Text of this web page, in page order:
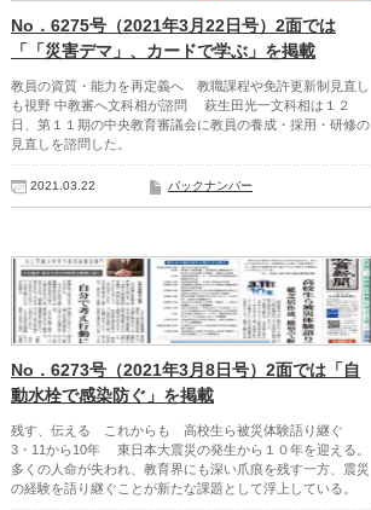
No．6275号（2021年3月22日号）2面では
「「災害デマ」、カードで学ぶ」を掲載
教員の資質・能力を再定義へ 教職課程や免許更新制見直し
も視野 中教審へ文科相が諮問 萩生田光一文科相は１２
日、第１１期の中央教育審議会に教員の養成・採用・研修の
見直しを諮問した。
2021.03.22 バックナンバー
No．6273号（2021年3月8日号）2面では「自
動水栓で感染防ぐ」を掲載
残す、伝える これからも 高校生ら被災体験語り継ぐ
3・11から10年 東日本大震災の発生から１０年を迎える。
多くの人命が失われ、教育界にも深い爪痕を残す一方、震災
の経験を語り継ぐことが新たな課題として浮上している。